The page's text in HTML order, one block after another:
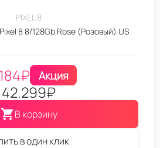
PIXEL 8
8 8/128Gb Rose (Розовый) US
₽ Акция
42.299₽
В корзину
в один клик